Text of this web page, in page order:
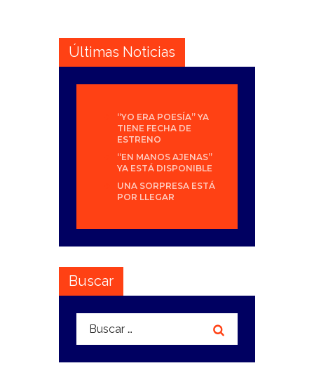
Últimas Noticias
“YO ERA POESÍA” YA
TIENE FECHA DE
ESTRENO
“EN MANOS AJENAS”
YA ESTÁ DISPONIBLE
UNA SORPRESA ESTÁ
POR LLEGAR
Buscar
Buscar: